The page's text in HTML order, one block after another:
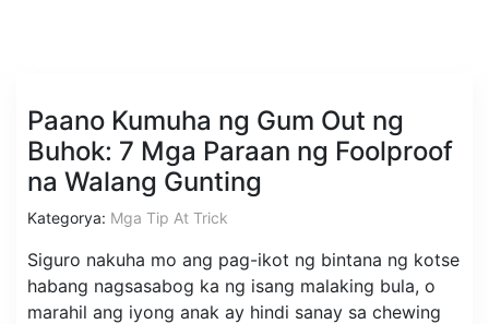
Paano Kumuha ng Gum Out ng
Buhok: 7 Mga Paraan ng Foolproof
na Walang Gunting
Kategorya: Mga Tip At Trick
Siguro nakuha mo ang pag-ikot ng bintana ng kotse
habang nagsasabog ka ng isang malaking bula, o
marahil ang iyong anak ay hindi sanay sa chewing